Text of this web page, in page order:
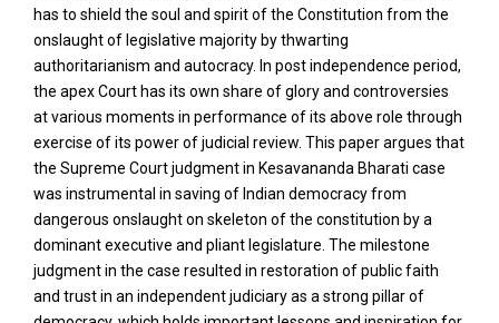
has to shield the soul and spirit of the Constitution from the
onslaught of legislative majority by thwarting
authoritarianism and autocracy. In post independence period,
the apex Court has its own share of glory and controversies
at various moments in performance of its above role through
exercise of its power of judicial review. This paper argues that
the Supreme Court judgment in Kesavananda Bharati case
was instrumental in saving of Indian democracy from
dangerous onslaught on skeleton of the constitution by a
dominant executive and pliant legislature. The milestone
judgment in the case resulted in restoration of public faith
and trust in an independent judiciary as a strong pillar of